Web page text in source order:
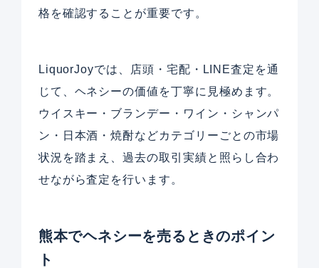
格を確認することが重要です。
LiquorJoyでは、店頭・宅配・LINE査定を通
じて、ヘネシーの価値を丁寧に見極めます。
ウイスキー・ブランデー・ワイン・シャンパ
ン・日本酒・焼酎などカテゴリーごとの市場
状況を踏まえ、過去の取引実績と照らし合わ
せながら査定を行います。
熊本でヘネシーを売るときのポイン
ト